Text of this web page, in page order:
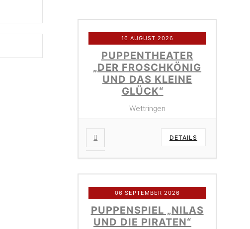
16 AUGUST 2026
PUPPENTHEATER
„DER FROSCHKÖNIG
UND DAS KLEINE
GLÜCK“
Wettringen
DETAILS
06 SEPTEMBER 2026
PUPPENSPIEL „NILAS
UND DIE PIRATEN“